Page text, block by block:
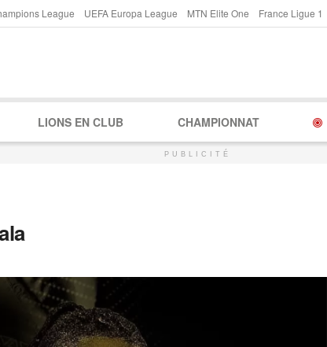
League UEFA Europa League MTN Elite One France Ligue 1
LIONS EN CLUB CHAMPIONNAT
PUBLICITÉ